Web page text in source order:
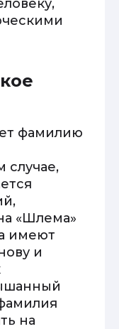
фамилию
случае,
«Шлема»
имеют
и
на